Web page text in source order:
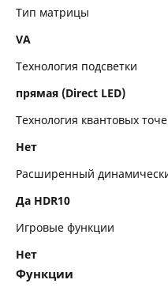
Тип матрицы
VA
Технология подсветки
прямая (Direct LED)
Технология квантовых
Нет
Расширенный
Да HDR10
Игровые функции
Нет
Функции